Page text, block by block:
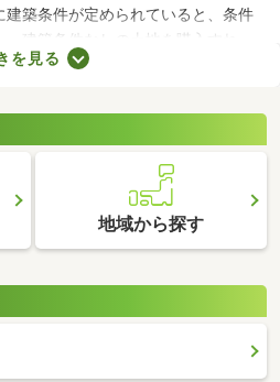
築条件が定められていると、条件
建築条件なしの土地を購入すれ
建てられるため、家族全員の理想を
にある土地を購入しましょう。
を見る
地域から探す